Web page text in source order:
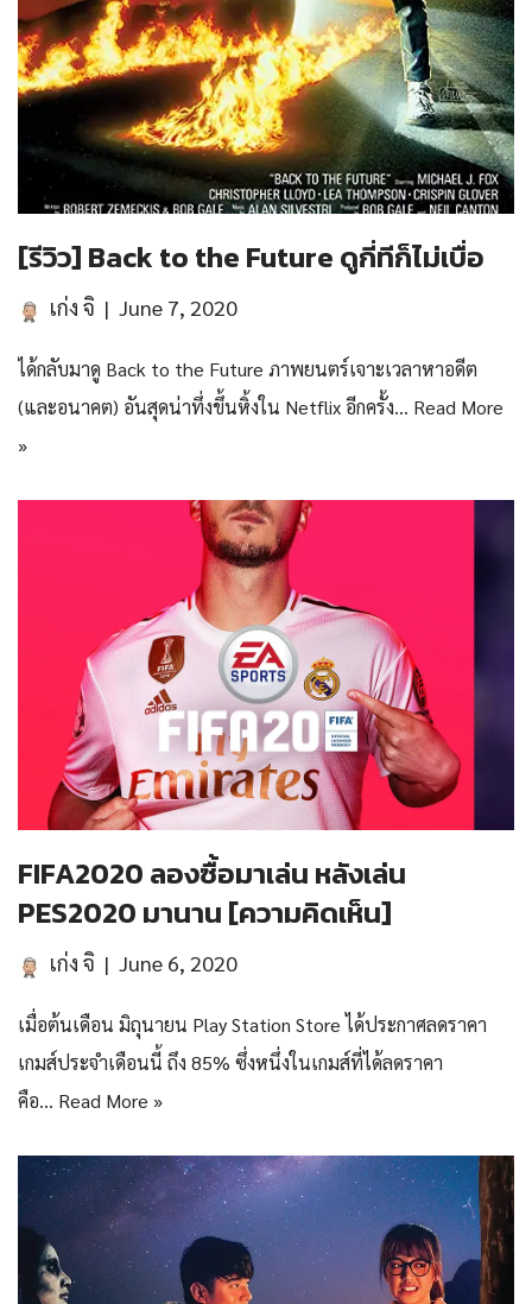
[รีวิว] Back to the Future ดูกี่ทีก็ไม่เบื่อ
เก่ง จิ June 7, 2020
ได้กลับมาดู Back to the Future ภาพยนตร์เจาะเวลาหาอดีต
(และอนาคต) อันสุดน่าทึ่งขึ้นหิ้งใน Netflix อีกครั้ง… Read More
»
FIFA2020 ลองซื้อมาเล่น หลังเล่น
PES2020 มานาน [ความคิดเห็น]
เก่ง จิ June 6, 2020
เมื่อต้นเดือน มิถุนายน Play Station Store ได้ประกาศลดราคา
เกมส์ประจำเดือนนี้ ถึง 85% ซึ่งหนึ่งในเกมส์ที่ได้ลดราคา
คือ… Read More »